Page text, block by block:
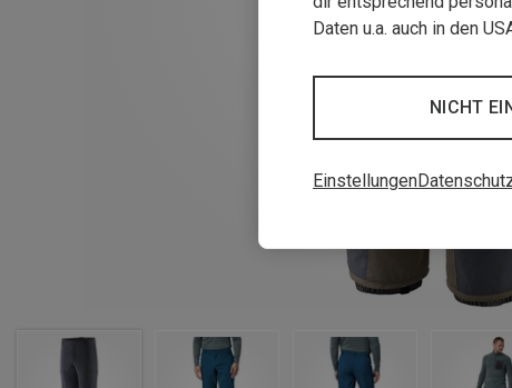
Daten u.a. auch in den
NICHT
Einstellungen